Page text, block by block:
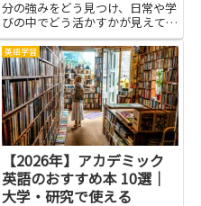
分の強みをどう見つけ、日常や学
びの中でどう活かすかが見えてき
ます。強みは得意なことだけでな
く、好きな作業や続けられること
も含まれます。読書を通じて、他
の人の体験や考え方を知ること
で、自分の才能のヒントが少しず
つ...
英語学習
【2026年】アカデミック
英語のおすすめ本 10選｜
大学・研究で使える